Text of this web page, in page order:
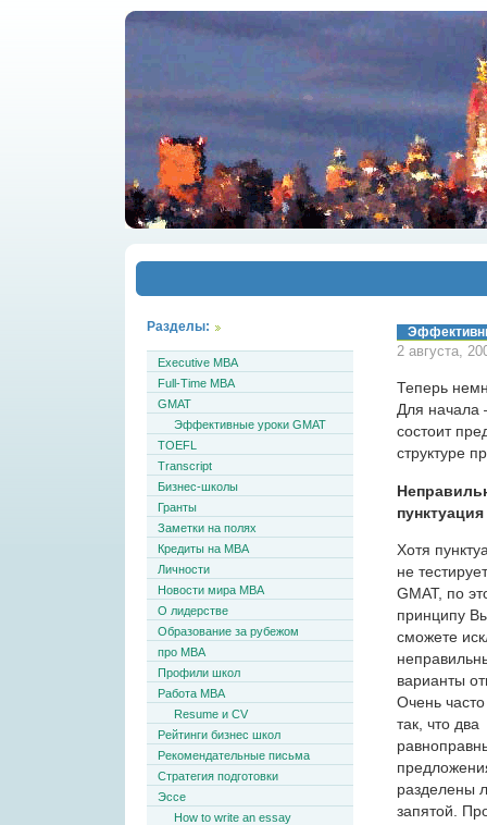
2 августа,
Теперь
Для начала
состоит
структуре
пунктуация
Хотя
не
GMAT, по
принципу
сможете
варианты
Очень
так, что два
разделены
запятой.
Разделы:
Executive MBA
Full-Time MBA
GMAT
Эффективные уроки GMAT
TOEFL
Transcript
Бизнес-школы
Гранты
Заметки на полях
Кредиты на MBA
Личности
Новости мира MBA
О лидерстве
Образование за рубежом
про MBA
Профили школ
Работа MBA
Resume и CV
Рейтинги бизнес школ
Рекомендательные письма
Стратегия подготовки
Эссе
How to write an essay